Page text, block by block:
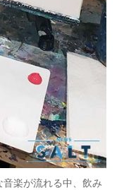
楽が流れる中、飲み